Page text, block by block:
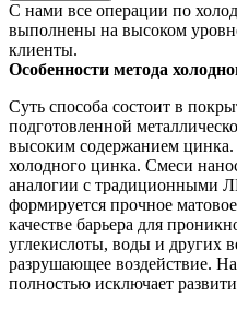
С нами все операции по
выполнены на высоком
клиенты.
Особенности метода
Суть способа состоит в
подготовленной
высоким содержанием цинка.
холодного цинка. Смеси
аналогии с традиционными
формируется прочное
качестве барьера для
углекислоты, воды и других
разрушающее воздействие.
полностью исключает